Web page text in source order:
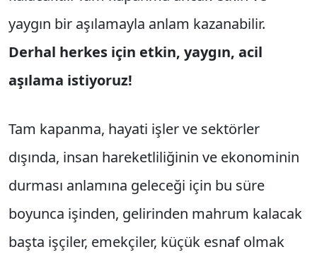
yaygın bir aşılamayla anlam kazanabilir.
Derhal herkes için etkin, yaygın, acil
aşılama istiyoruz!
Tam kapanma, hayati işler ve sektörler
dışında, insan hareketliliğinin ve ekonominin
durması anlamına geleceği için bu süre
boyunca işinden, gelirinden mahrum kalacak
başta işçiler, emekçiler, küçük esnaf olmak